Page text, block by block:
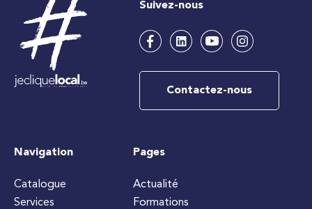
Suivez-nous
Contactez-nous
Navigation
Catalogue
Services
Pages
Actualité
Formations